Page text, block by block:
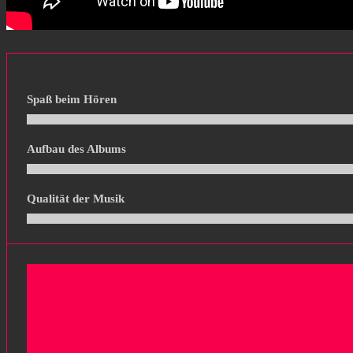
Spaß beim Hören
Aufbau des Albums
Qualität der Musik